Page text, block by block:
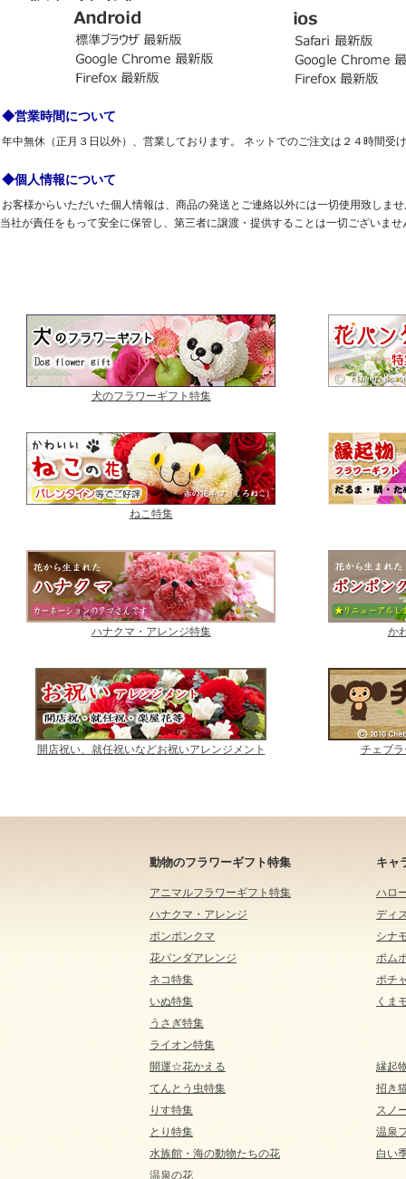
◆営業時間について
年中無休（正月３日以外）、営業しております。 ネットでのご注文は２４時間受
◆個人情報について
お客様からいただいた個人情報は、商品の発送とご連絡以外には一切使用致しま
当社が責任をもって安全に保管し、第三者に譲渡・提供することは一切ございませ
犬のフラワーギフト特集
ねこ特集
ハナクマ・アレンジ特集 か
開店祝い、就任祝いなどお祝いアレンジメント チェブ
動物のフラワーギフト特集 キャ
アニマルフラワーギフト特集
ハナクマ・アレンジ
ポンポンクマ
花パンダアレンジ
ネコ特集
いぬ特集
うさぎ特集
ライオン特集
開運☆花かえる
てんとう虫特集
りす特集
とり特集
水族館・海の動物たちの花
温泉の花
ハロ
ディ
シナ
ポム
ポチ
くま
縁起
招き
スノ
温泉
白い